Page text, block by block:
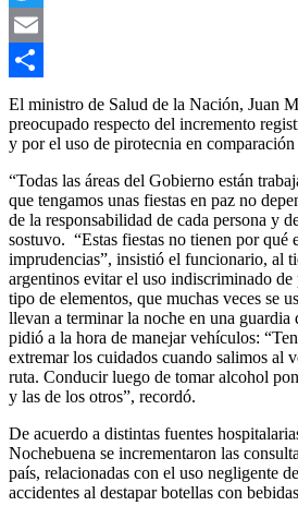
Twitter
Email
Compartir
El ministro de Salud de la Nación, Juan
preocupado respecto del incremento
y por el uso de pirotecnia en
“Todas las áreas del Gobierno están
que tengamos unas fiestas en paz no
de la responsabilidad de cada persona y
sostuvo. “Estas fiestas no tienen por qué
imprudencias”, insistió el funcionario, al
argentinos evitar el uso indiscriminado de
tipo de elementos, que muchas veces se
llevan a terminar la noche en una
pidió a la hora de manejar vehículos:
extremar los cuidados cuando salimos al
ruta. Conducir luego de tomar alcohol
y las de los otros”, recordó.
De acuerdo a distintas fuentes
Nochebuena se incrementaron las
país, relacionadas con el uso negligente
accidentes al destapar botellas con